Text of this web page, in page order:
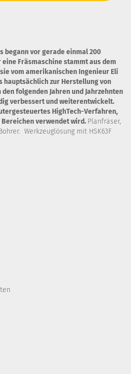
begann vor gerade einmal 200
Fräsmaschine stammt aus dem
vom amerikanischen Ingenieur Eli
hauptsächlich zur Herstellung von
folgenden Jahren und Jahrzehnten
verbessert und weiterentwickelt.
HighTech-Verfahren,
verwendet wird. Planfräser,
Werkzeuglösung mit HSK63F